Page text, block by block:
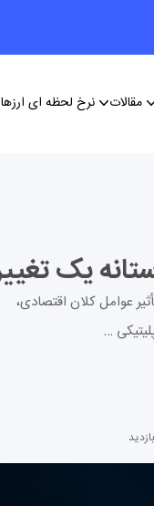
مقالات نرخ لحظه ای ارزها
۲۰۲۶ همچنان تحت تأثیر عوامل کلان اقتصادی،